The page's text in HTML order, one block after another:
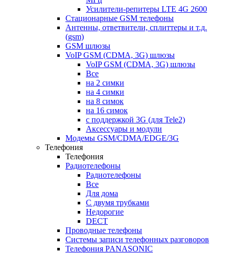
Усилители-репитеры LTE 4G 2600
Стационарные GSM телефоны
Антенны, ответвители, сплиттеры и т.д.
(gsm)
GSM шлюзы
VoIP GSM (CDMA, 3G) шлюзы
VoIP GSM (CDMA, 3G) шлюзы
Все
на 2 симки
на 4 симки
на 8 симок
на 16 симок
с поддержкой 3G (для Tele2)
Аксессуары и модули
Модемы GSM/CDMA/EDGE/3G
Телефония
Телефония
Радиотелефоны
Радиотелефоны
Все
Для дома
С двумя трубками
Недорогие
DECT
Проводные телефоны
Системы записи телефонных разговоров
Телефония PANASONIC